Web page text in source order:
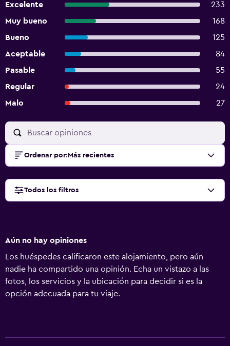
Excelente
233
Muy bueno
168
Bueno
125
Aceptable
84
Pasable
55
Regular
24
Malo
27
Ordenar por: Más recientes
Todos los filtros
Aún no hay opiniones
Los huéspedes calificaron este alojamiento, pero aún
nadie ha compartido una opinión. Echa un vistazo a las
fotos, los servicios y la ubicación para decidir si es la
opción adecuada para tu viaje.